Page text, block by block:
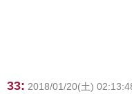
33: 2018/01/20(土)